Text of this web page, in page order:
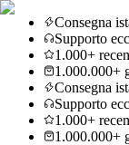
Consegna
Supporto
1.000+
1.000.000+
Consegna
Supporto
1.000+
1.000.000+